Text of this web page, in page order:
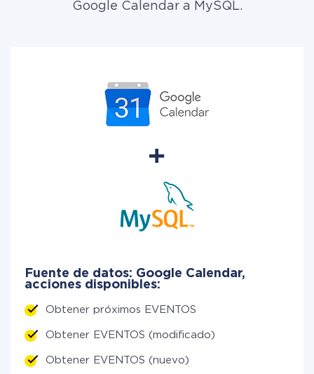
Google Calendar a MySQL.
Fuente de datos: Google Calendar,
acciones disponibles:
Obtener próximos EVENTOS
Obtener EVENTOS (modificado)
Obtener EVENTOS (nuevo)